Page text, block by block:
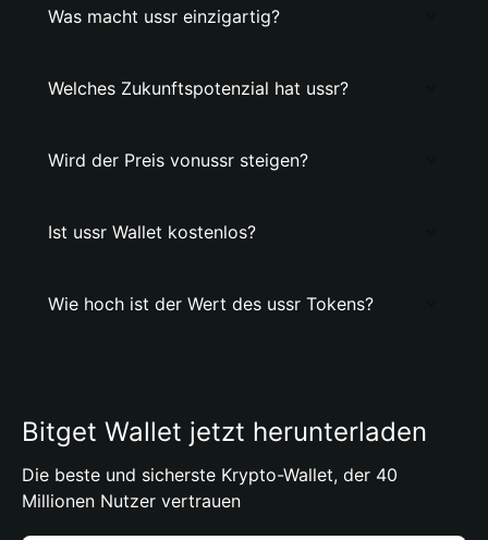
Was macht ussr einzigartig?
Welches Zukunftspotenzial hat ussr?
Wird der Preis vonussr steigen?
Ist ussr Wallet kostenlos?
Wie hoch ist der Wert des ussr Tokens?
Bitget Wallet jetzt herunterladen
Die beste und sicherste Krypto-Wallet, der 40
Millionen Nutzer vertrauen